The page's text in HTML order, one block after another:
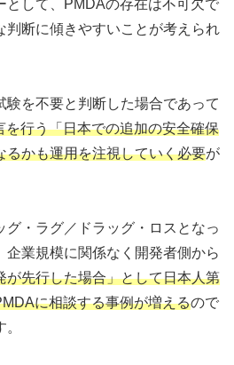
として、PMDAの存在は不可欠で
判断に傾きやすいことが考えられ
を不要と判断した場合であって
を行う「日本での追加の安全確保
るかも運用を注視していく必要が
グ・ラグ／ドラッグ・ロスとなっ
企業規模に関係なく開発者側から
が先行した場合」として日本人第
に相談する事例が増えるので